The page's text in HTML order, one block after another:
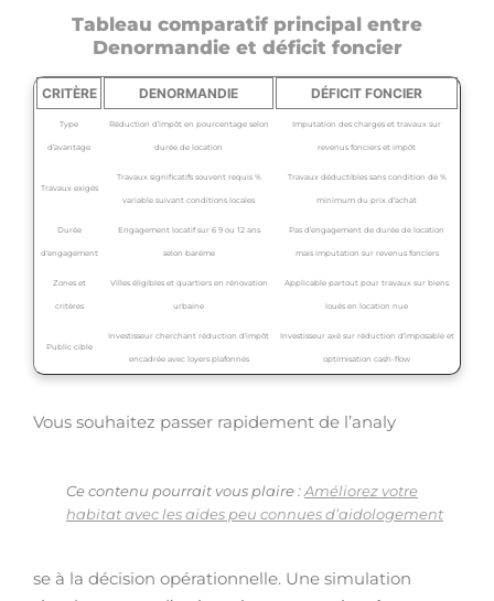
Tableau comparatif principal entre
Denormandie et déficit foncier
CRITÈRE DENORMANDIE DÉFICIT FONCIER
Type
d’avantage
Réduction d’impôt en pourcentage selon
durée de location
Imputation des charges et travaux sur
revenus fonciers et impôt
Travaux exigés
Travaux significatifs souvent requis %
variable suivant conditions locales
Travaux déductibles sans condition de %
minimum du prix d’achat
Durée
d’engagement
Engagement locatif sur 6 9 ou 12 ans
selon barème
Pas d’engagement de durée de location
mais imputation sur revenus fonciers
Zones et
critères
Villes éligibles et quartiers en rénovation
urbaine
Applicable partout pour travaux sur biens
loués en location nue
Public cible
Investisseur cherchant réduction d’impôt
encadrée avec loyers plafonnés
Investisseur axé sur réduction d’imposable et
optimisation cash-flow
Vous souhaitez passer rapidement de l’analy
Ce contenu pourrait vous plaire :Améliorez votre
habitat avec les aides peu connues d’aidologement
se à la décision opérationnelle. Une simulation